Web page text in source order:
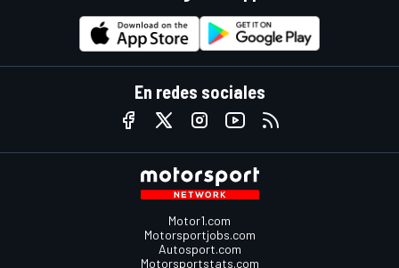
En redes sociales
Motor1.com
Motorsportjobs.com
Autosport.com
Motorsportstats.com